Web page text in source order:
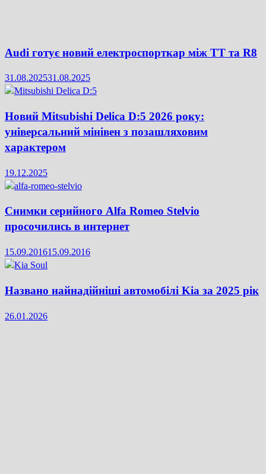
Audi готує новий електроспорткар між TT та R8
31.08.202531.08.2025
Новий Mitsubishi Delica D:5 2026 року:
універсальний мінівен з позашляховим
характером
19.12.2025
Снимки серийного Alfa Romeo Stelvio
просочились в интернет
15.09.201615.09.2016
Названо найнадійніші автомобілі Kia за 2025 рік
26.01.2026